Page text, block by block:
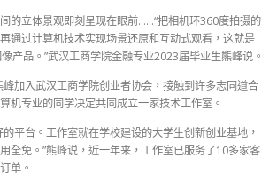
的立体景观即刻呈现在眼前……“把相机环360度拍摄的
通过计算机技术实现场景还原和互动式观看，这就是
产品。”武汉工商学院金融专业2023届毕业生熊峰说。
加入武汉工商学院创业者协会，接触到许多志同道合
机专业的同学决定共同成立一家技术工作室。
平台。工作室就在学校建设的大学生创新创业基地，
全免。”熊峰说，近一年来，工作室已服务了10多家客
单。